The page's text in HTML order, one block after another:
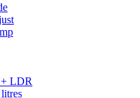
LDR